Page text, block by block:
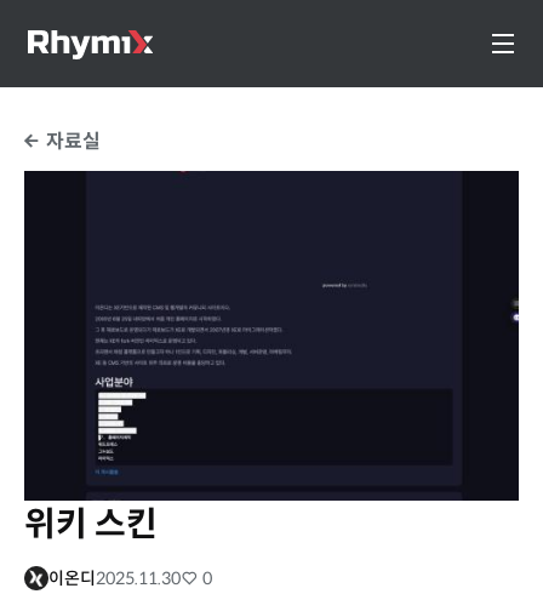
자료실
위키 스킨
이온디2025.11.30 0